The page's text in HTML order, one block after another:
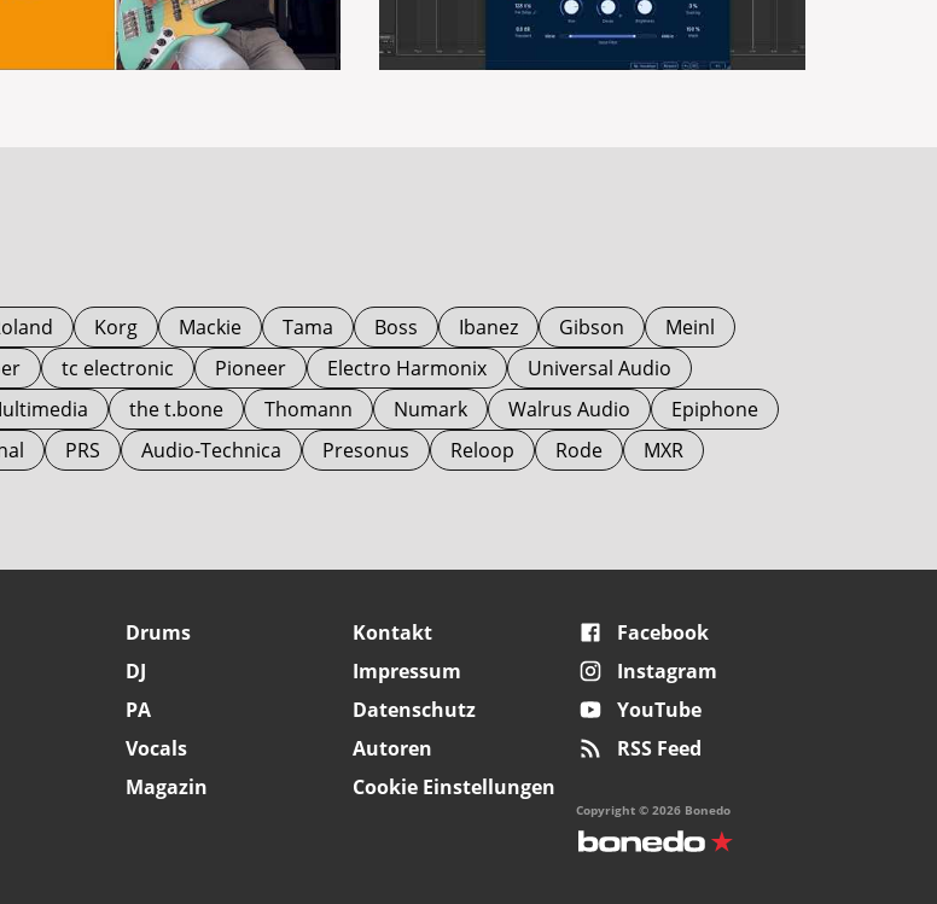
Korg Mackie Tama Boss Ibanez Gibson
Meinl
tc electronic Pioneer Electro Harmonix
Universal Audio
the t.bone Thomann Numark Walrus Audio
Epiphone
PRS Audio-Technica Presonus Reloop Rode
MXR
Drums
DJ
PA
Vocals
Magazin
Kontakt
Impressum
Datenschutz
Autoren
Cookie Einstellungen
Facebook
Instagram
YouTube
RSS Feed
Copyright © 2026 Bonedo